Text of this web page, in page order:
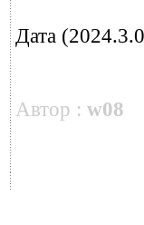
Дата
Автор : w08